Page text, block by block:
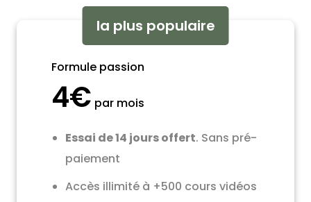
la plus populaire
Formule passion
4€ par mois
Essai de 14 jours offert. Sans pré-
paiement
Accès illimité à +500 cours vidéos